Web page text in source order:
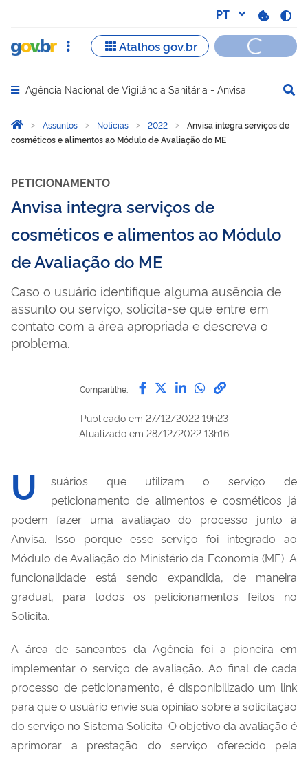
Abrir menu principal de navegação
Agência Nacional de Vigilância Sanitária - Anvisa
Você está aqui:
Página Inicial
Assuntos Notícias 2022
Anvisa integra serviços de
cosméticos e alimentos ao Módulo de Avaliação do ME
PETICIONAMENTO
Anvisa integra serviços de
cosméticos e alimentos ao Módulo
de Avaliação do ME
Caso o usuário identifique alguma ausência de
assunto ou serviço, solicita-se que entre em
contato com a área apropriada e descreva o
problema.
Compartilhe: Compartilhe por Facebook
Compartilhe por Twitter
Compartilhe por
Compartilhe
link para
Publicado em 27/12/2022 19h23
Atualizado em 28/12/2022 13h16
U
suários que utilizam o serviço de
peticionamento de alimentos e cosméticos já
podem fazer uma avaliação do processo junto à
Anvisa. Isso porque esse serviço foi integrado ao
Módulo de Avaliação do Ministério da Economia (ME). A
funcionalidade está sendo expandida, de maneira
gradual, para todos os peticionamentos feitos no
Solicita.
A área de saneantes da Agência foi a pioneira em
implementar o serviço de avaliação. Ao final de cada
processo de peticionamento, é disponibilizado um link
para que o usuário envie sua opinião sobre a solicitação
do serviço no Sistema Solicita. O objetivo da avaliação é
aprimorar a prestação do serviço oferecido pela